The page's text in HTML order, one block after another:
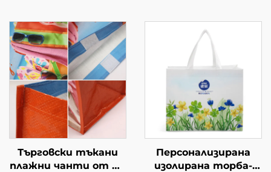
Търговски тъкани
плажни чанти от PP
Персонализирана
изолирана торба-